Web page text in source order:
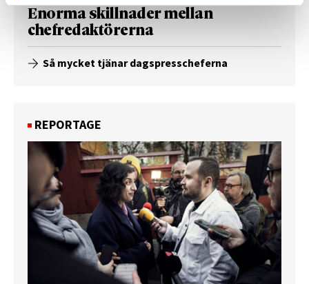
Enorma skillnader mellan
chefredaktörerna
Så mycket tjänar dagspresscheferna
REPORTAGE